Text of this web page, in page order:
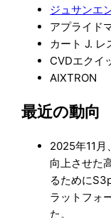
ジュサンエ
アプライド
カート J. レ
CVDエクイ
AIXTRON
最近の動向
2025年11月
向上させた
るために
ラットフォ
た。